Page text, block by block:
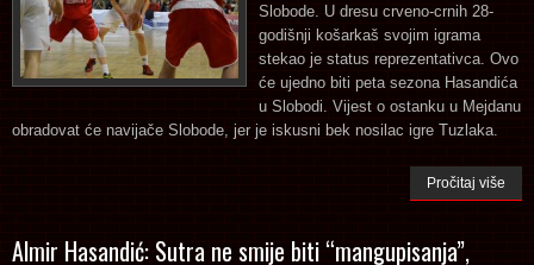
Slobode. U dresu crveno-crnih 28-
godišnji košarkaš svojim igrama
stekao je status reprezentativca. Ovo
će ujedno biti peta sezona Hasandića
u Slobodi. Vijest o ostanku u Mejdanu
obradovat će navijače Slobode, jer je iskusni bek nosilac igre Tuzlaka.
Pročitaj više
Almir Hasandić: Sutra ne smije biti “mangupisanja”,